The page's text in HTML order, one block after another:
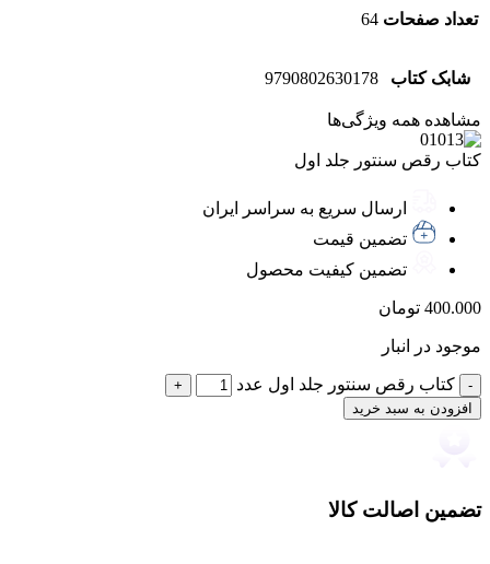
تعداد صفحات 64
شابک کتاب 9790802630178
مشاهده همه ویژگی‌ها
کتاب رقص سنتور جلد اول
ارسال سریع به سراسر ایران
تضمین قیمت
تضمین کیفیت محصول
400.000 تومان
موجود در انبار
کتاب رقص سنتور جلد اول عدد
افزودن به سبد خرید
تضمین اصالت کالا